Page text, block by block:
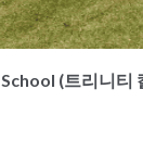
(트리니티